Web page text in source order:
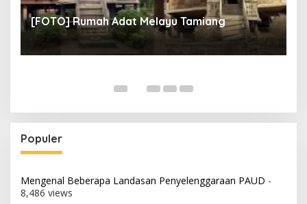
[FOTO] Rumah Adat Melayu Tamiang
Populer
Mengenal Beberapa Landasan Penyelenggaraan PAUD -
8,486 views